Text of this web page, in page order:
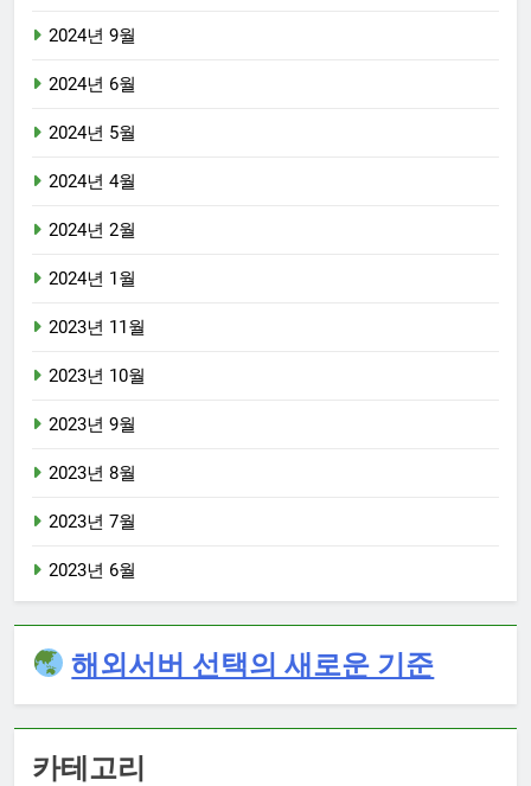
2024년 9월
2024년 6월
2024년 5월
2024년 4월
2024년 2월
2024년 1월
2023년 11월
2023년 10월
2023년 9월
2023년 8월
2023년 7월
2023년 6월
해외서버 선택의 새로운 기준
카테고리